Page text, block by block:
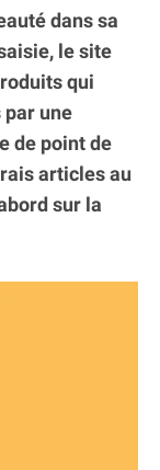
dans sa
le site
qui
par une
de point de
articles au
sur la